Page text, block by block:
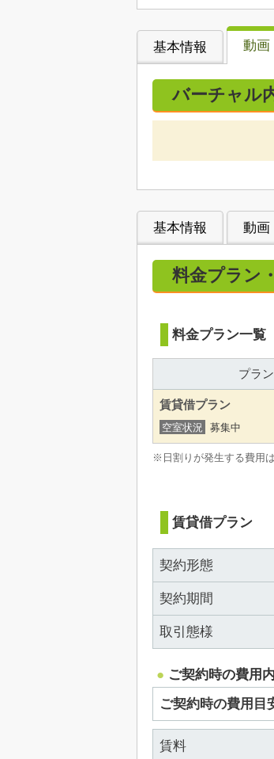
基本情報 動画
バーチャル
基本情報 動画
料金プラン
料金プラン一覧
プラ
賃貸借プラン
空室状況 募集中
※日割りが発生する費用
賃貸借プラン
契約形態
契約期間
取引態様
ご契約時の費用
ご契約時の費用目
賃料